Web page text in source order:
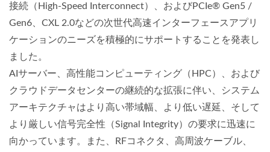
接続（High-Speed Interconnect）、およびPCIe® Gen5 /
Gen6、CXL 2.0などの次世代高速インターフェースアプリ
ケーションのニーズを積極的にサポートすることを発表し
ました。
AIサーバー、高性能コンピューティング（HPC）、および
クラウドデータセンターの継続的な拡張に伴い、システム
アーキテクチャはより高い帯域幅、より低い遅延、そして
より厳しい信号完全性（Signal Integrity）の要求に迅速に
向かっています。また、RFコネクタ、高周波ケーブル、